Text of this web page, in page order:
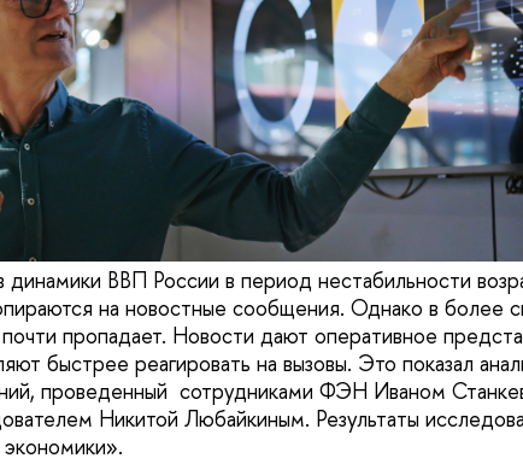
динамики ВВП России в период нестабильности
на новостные сообщения. Однако в более
пропадает. Новости дают оперативное
быстрее реагировать на вызовы. Это показал
проведенный сотрудниками ФЭН Иваном
Никитой Любайкиным. Результаты